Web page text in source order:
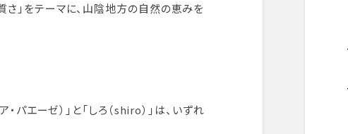
さ」をテーマに、山陰地方の自然の恵みを
エーゼ）」と「しろ（shiro）」は、いずれ